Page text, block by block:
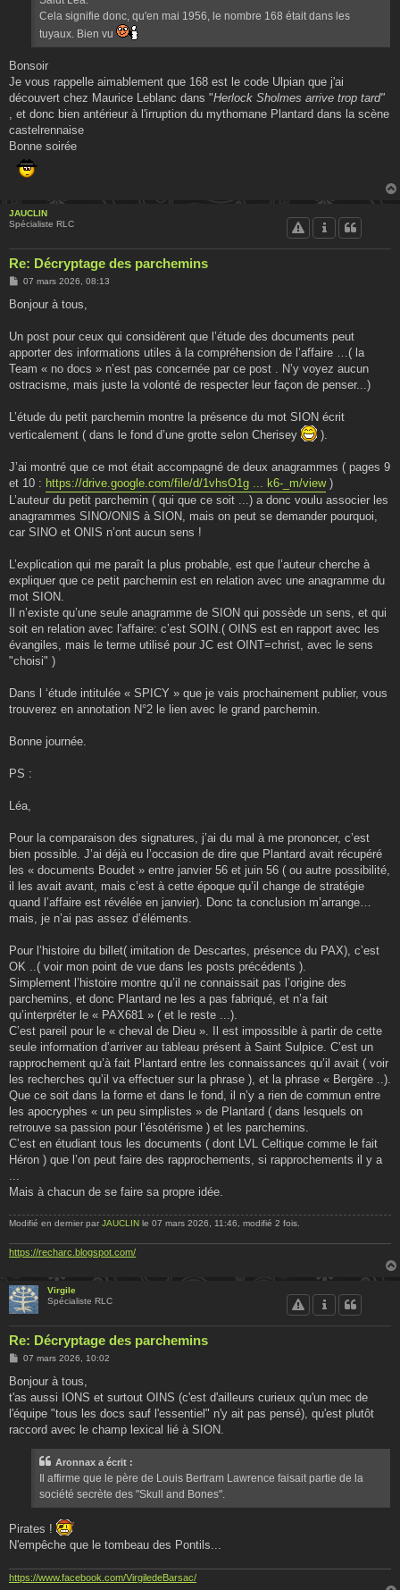
Cela signifie donc, qu'en mai 1956, le nombre 168 était dans les
tuyaux. Bien vu
Bonsoir
Je vous rappelle aimablement que 168 est le code Ulpian que j'ai
découvert chez Maurice Leblanc dans "Herlock Sholmes arrive trop tard"
, et donc bien antérieur à l'irruption du mythomane Plantard dans la scène
castelrennaise
Bonne soirée
JAUCLIN
Spécialiste RLC
Re: Décryptage des parchemins
M
s
g
07 mars 2026, 08:13
Bonjour à tous,
Un post pour ceux qui considèrent que l’étude des documents peut
apporter des informations utiles à la compréhension de l’affaire …( la
Team « no docs » n’est pas concernée par ce post . N’y voyez aucun
ostracisme, mais juste la volonté de respecter leur façon de penser...)
L’étude du petit parchemin montre la présence du mot SION écrit
verticalement ( dans le fond d’une grotte selon Cherisey
).
J’ai montré que ce mot était accompagné de deux anagrammes ( pages 9
et 10 : https://drive.google.com/file/d/1vhsO1g ... k6-_m/view)
L’auteur du petit parchemin ( qui que ce soit ...) a donc voulu associer les
anagrammes SINO/ONIS à SION, mais on peut se demander pourquoi,
car SINO et ONIS n’ont aucun sens !
L’explication qui me paraît la plus probable, est que l’auteur cherche à
expliquer que ce petit parchemin est en relation avec une anagramme du
mot SION.
Il n’existe qu’une seule anagramme de SION qui possède un sens, et qui
soit en relation avec l'affaire: c’est SOIN.( OINS est en rapport avec les
évangiles, mais le terme utilisé pour JC est OINT=christ, avec le sens
"choisi" )
Dans l ‘étude intitulée « SPICY » que je vais prochainement publier, vous
trouverez en annotation N°2 le lien avec le grand parchemin.
Bonne journée.
PS :
Léa,
Pour la comparaison des signatures, j’ai du mal à me prononcer, c’est
bien possible. J’ai déjà eu l’occasion de dire que Plantard avait récupéré
les « documents Boudet » entre janvier 56 et juin 56 ( ou autre possibilité,
il les avait avant, mais c’est à cette époque qu’il change de stratégie
quand l’affaire est révélée en janvier). Donc ta conclusion m’arrange…
mais, je n’ai pas assez d’éléments.
Pour l’histoire du billet( imitation de Descartes, présence du PAX), c’est
OK ..( voir mon point de vue dans les posts précédents ).
Simplement l’histoire montre qu’il ne connaissait pas l’origine des
parchemins, et donc Plantard ne les a pas fabriqué, et n’a fait
qu’interpréter le « PAX681 » ( et le reste ...).
C’est pareil pour le « cheval de Dieu ». Il est impossible à partir de cette
seule information d’arriver au tableau présent à Saint Sulpice. C’est un
rapprochement qu’à fait Plantard entre les connaissances qu’il avait ( voir
les recherches qu’il va effectuer sur la phrase ), et la phrase « Bergère ..).
Que ce soit dans la forme et dans le fond, il n’y a rien de commun entre
les apocryphes « un peu simplistes » de Plantard ( dans lesquels on
retrouve sa passion pour l’ésotérisme ) et les parchemins.
C’est en étudiant tous les documents ( dont LVL Celtique comme le fait
Héron ) que l’on peut faire des rapprochements, si rapprochements il y a
Mais à chacun de se faire sa propre idée.
Modifié en dernier par JAUCLIN le 07 mars 2026, 11:46, modifié 2 fois.
https://recharc.blogspot.com/
Virgile
Spécialiste RLC
Re: Décryptage des parchemins
M
s
a
g
e
07 mars 2026, 10:02
Bonjour à tous,
t'as aussi IONS et surtout OINS (c'est d'ailleurs curieux qu'un mec de
l'équipe "tous les docs sauf l'essentiel" n'y ait pas pensé), qu'est plutôt
raccord avec le champ lexical lié à SION.
Aronnax a écrit :
Il affirme que le père de Louis Bertram Lawrence faisait partie de la
société secrète des "Skull and Bones".
Pirates !
N'empêche que le tombeau des Pontils...
https://www.facebook.com/VirgiledeBarsac/